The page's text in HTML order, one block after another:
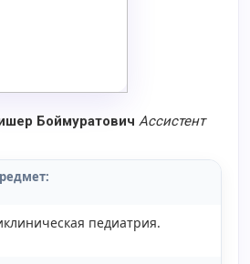
Боймуратович Aссистент
педиатрия.